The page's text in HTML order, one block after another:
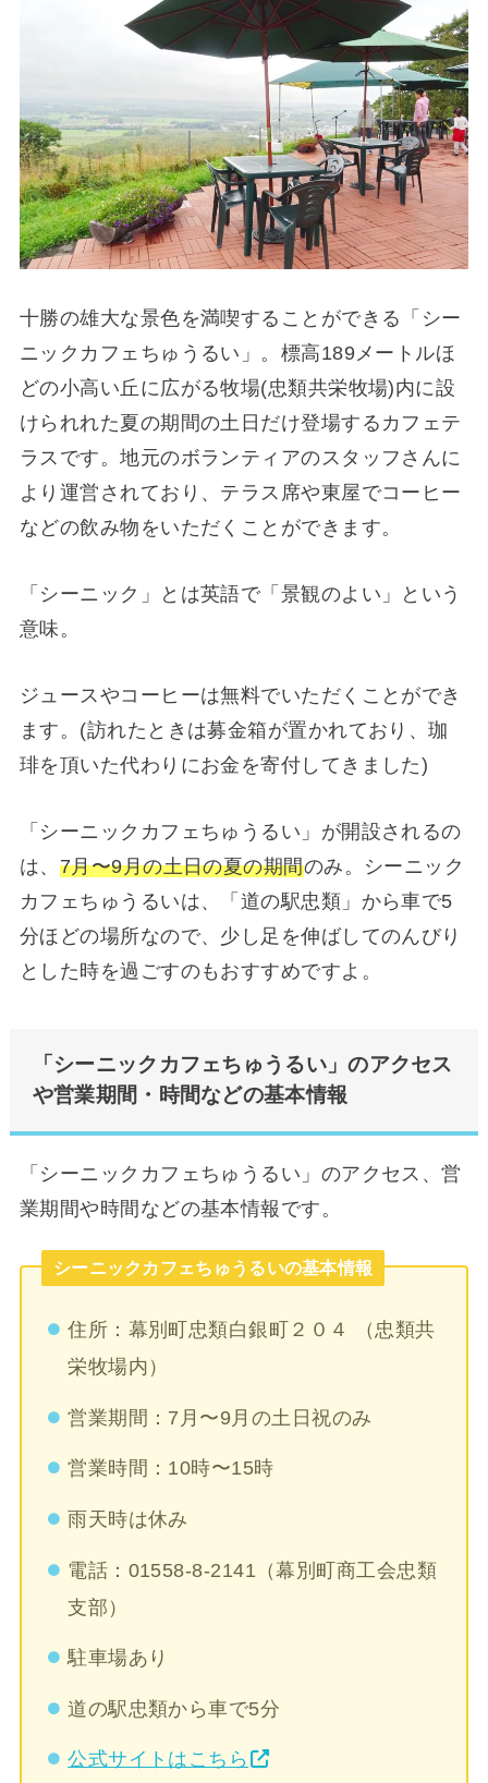
十勝の雄大な景色を満喫することができる「シー
ニックカフェちゅうるい」。標高189メートルほ
どの小高い丘に広がる牧場(忠類共栄牧場)内に設
けられれた夏の期間の土日だけ登場するカフェテ
ラスです。地元のボランティアのスタッフさんに
より運営されており、テラス席や東屋でコーヒー
などの飲み物をいただくことができます。
「シーニック」とは英語で「景観のよい」という
意味。
ジュースやコーヒーは無料でいただくことができ
ます。(訪れたときは募金箱が置かれており、珈
琲を頂いた代わりにお金を寄付してきました)
「シーニックカフェちゅうるい」が開設されるの
は、 7月〜9月の土日の夏の期間のみ。シーニック
カフェちゅうるいは、「道の駅忠類」から車で5
分ほどの場所なので、少し足を伸ばしてのんびり
とした時を過ごすのもおすすめですよ。
「シーニックカフェちゅうるい」のアクセス
や営業期間・時間などの基本情報
「シーニックカフェちゅうるい」のアクセス、営
業期間や時間などの基本情報です。
シーニックカフェちゅうるいの基本情報
住所：幕別町忠類白銀町２０４ （忠類共
栄牧場内）
営業期間：7月〜9月の土日祝のみ
営業時間：10時〜15時
雨天時は休み
電話：01558-8-2141（幕別町商工会忠類
支部）
駐車場あり
道の駅忠類から車で5分
公式サイトはこちら